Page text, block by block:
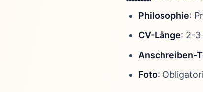
Philosophie:
CV-Länge: 2-3
Anschreiben-
Foto: